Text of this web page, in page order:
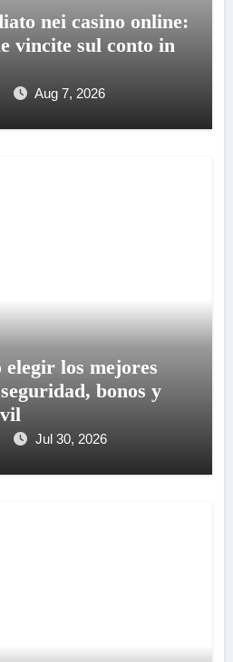
nei casino online:
vincite sul conto in
Aug 7, 2026
elegir los mejores
bonos y
Jul 30, 2026